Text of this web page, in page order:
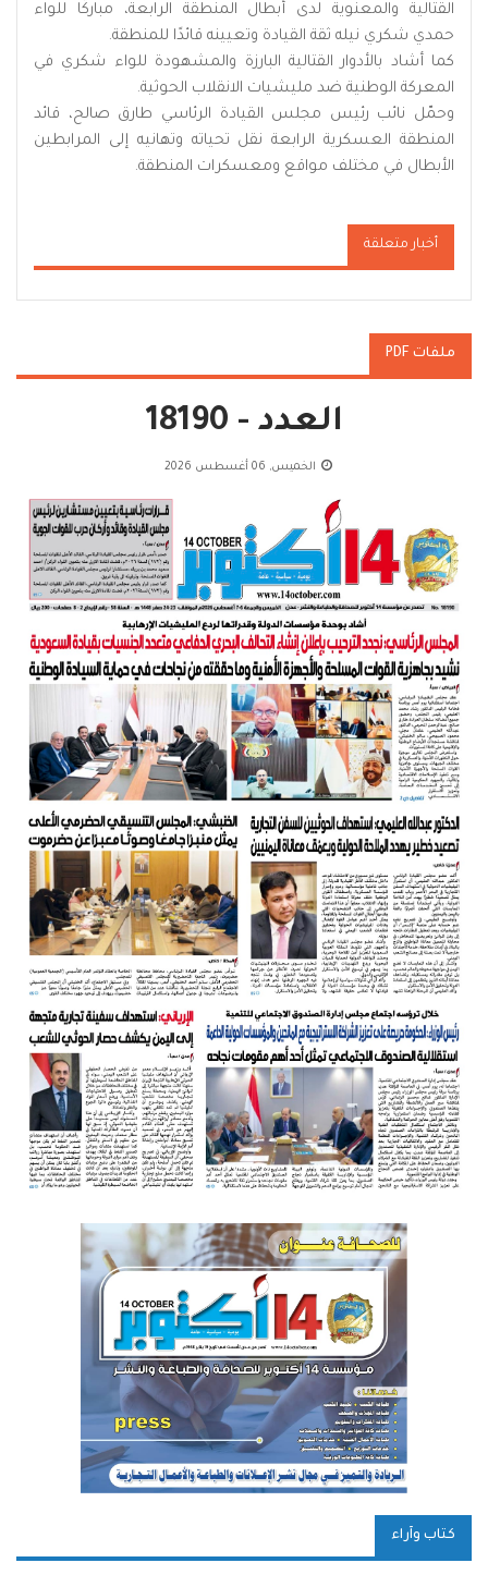
القتالية والمعنوية لدى أبطال المنطقة الرابعة، مباركًا للواء
حمدي شكري نيله ثقة القيادة وتعيينه قائدًا للمنطقة.
كما أشاد بالأدوار القتالية البارزة والمشهودة للواء شكري في
المعركة الوطنية ضد مليشيات الانقلاب الحوثية.
وحمّل نائب رئيس مجلس القيادة الرئاسي طارق صالح، قائد
المنطقة العسكرية الرابعة نقل تحياته وتهانيه إلى المرابطين
الأبطال في مختلف مواقع ومعسكرات المنطقة.
أخبار متعلقة
ملفات PDF
العدد - 18190
الخميس, 06 أغسطس 2026
كتاب وآراء